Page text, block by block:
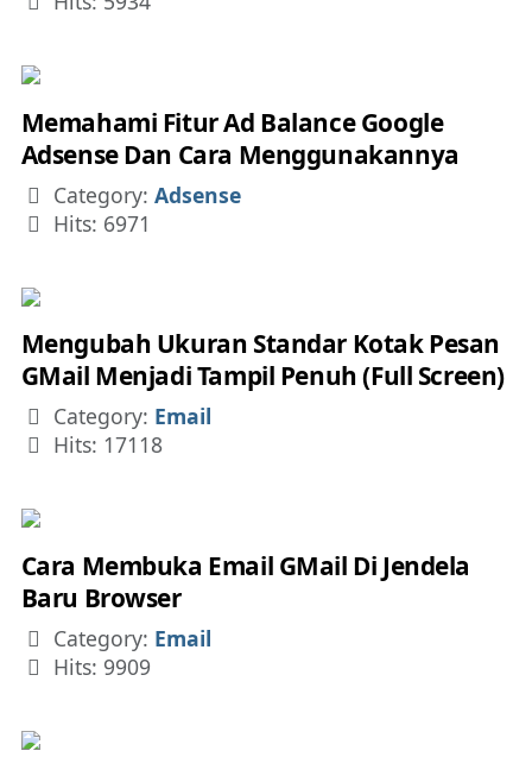
Memahami Fitur Ad Balance Google
Adsense Dan Cara Menggunakannya
Details
Category: Adsense
Hits: 6971
Mengubah Ukuran Standar Kotak Pesan
GMail Menjadi Tampil Penuh (Full Screen)
Details
Category: Email
Hits: 17118
Cara Membuka Email GMail Di Jendela
Baru Browser
Details
Category: Email
Hits: 9909